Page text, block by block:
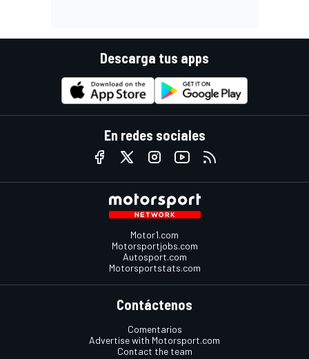
Descarga tus apps
En redes sociales
Motor1.com
Motorsportjobs.com
Autosport.com
Motorsportstats.com
Contáctenos
Comentarios
Advertise with Motorsport.com
Contact the team